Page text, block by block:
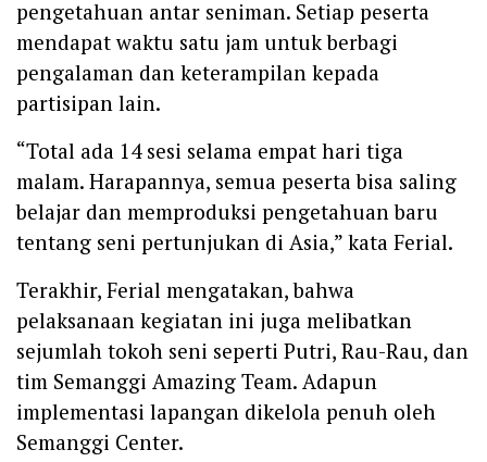
pengetahuan antar seniman. Setiap peserta
mendapat waktu satu jam untuk berbagi
pengalaman dan keterampilan kepada
partisipan lain.
‎“Total ada 14 sesi selama empat hari tiga
malam. Harapannya, semua peserta bisa saling
belajar dan memproduksi pengetahuan baru
tentang seni pertunjukan di Asia,” kata Ferial.
‎Terakhir, Ferial mengatakan, bahwa
pelaksanaan kegiatan ini juga melibatkan
sejumlah tokoh seni seperti Putri, Rau-Rau, dan
tim Semanggi Amazing Team. Adapun
implementasi lapangan dikelola penuh oleh
Semanggi Center.